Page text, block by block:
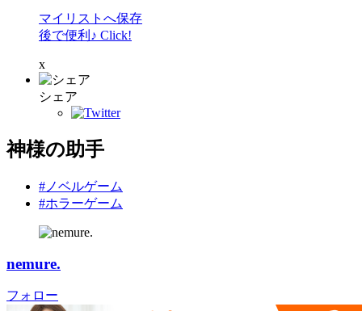
マイリストへ保存
後で便利♪ Click!
x
シェア
神様の助手
#ノベルゲーム
#ホラーゲーム
nemure.
フォロー